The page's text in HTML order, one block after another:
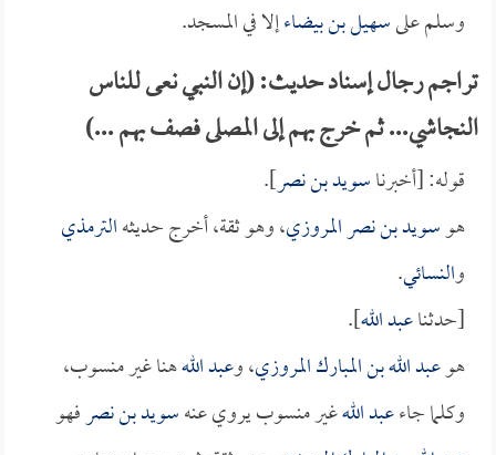
وسلم علىسهيل بن بيضاءإلا في المسجد.
تراجم رجال إسناد حديث: (إن النبي نعى للناس
النجاشي... ثم خرج بهم إلى المصلى فصف بهم ...)
قوله: [أخبرناسويد بن نصر].
هوسويد بن نصر المروزي، وهو ثقة، أخرج حديثهالترمذي
والنسائي.
[حدثناعبد الله].
هوعبد الله بن المبارك المروزي، وعبد اللههنا غير منسوب،
وكلما جاءعبد اللهغير منسوب يروي عنهسويد بن نصرفهو